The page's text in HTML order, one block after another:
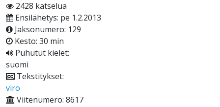
2428 katselua
Ensilähetys: pe 1.2.2013
Jaksonumero: 129
Kesto: 30 min
Puhutut kielet:
suomi
Tekstitykset:
viro
Viitenumero: 8617